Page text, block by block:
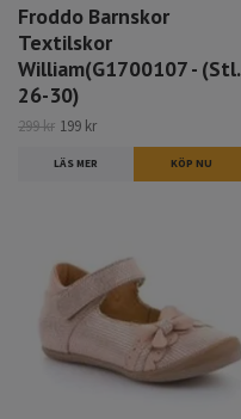
Froddo Barnskor
Textilskor
William(G1700107 - (Stl.
26-30)
299 kr 199 kr
LÄS MER KÖP NU